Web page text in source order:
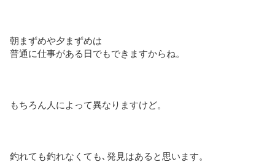
朝まずめや夕まずめは
普通に仕事がある日でもできますからね。
もちろん人によって異なりますけど。
釣れても釣れなくても､発見はあると思います。